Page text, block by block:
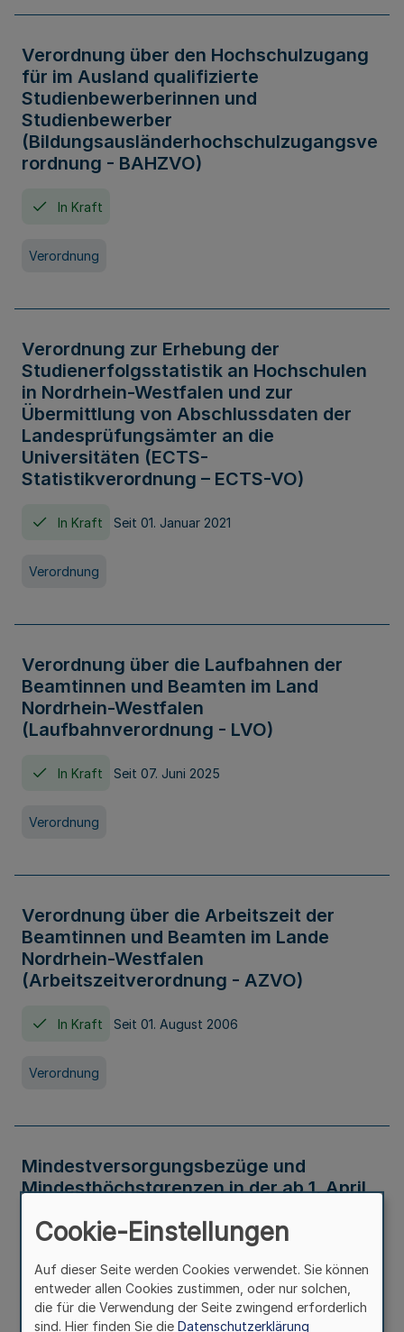
Verordnung über den Hochschulzugang
für im Ausland qualifizierte
Studienbewerberinnen und
Studienbewerber
(Bildungsausländerhochschulzugangsve
rordnung - BAHZVO)
In Kraft
Verordnung
Verordnung zur Erhebung der
Studienerfolgsstatistik an Hochschulen
in Nordrhein-Westfalen und zur
Übermittlung von Abschlussdaten der
Landesprüfungsämter an die
Universitäten (ECTS-
Statistikverordnung – ECTS-VO)
In Kraft Seit 01. Januar 2021
Verordnung
Verordnung über die Laufbahnen der
Beamtinnen und Beamten im Land
Nordrhein-Westfalen
(Laufbahnverordnung - LVO)
In Kraft Seit 07. Juni 2025
Verordnung
Verordnung über die Arbeitszeit der
Beamtinnen und Beamten im Lande
Nordrhein-Westfalen
(Arbeitszeitverordnung - AZVO)
In Kraft Seit 01. August 2006
Verordnung
Mindestversorgungsbezüge und
Mindesthöchstgrenzen in der ab 1. April
Verwaltungsvorschrift
Cookie-Einstellungen
Auf dieser Seite werden Cookies verwendet. Sie können
entweder allen Cookies zustimmen, oder nur solchen,
die für die Verwendung der Seite zwingend erforderlich
sind. Hier finden Sie die Datenschutzerklärung